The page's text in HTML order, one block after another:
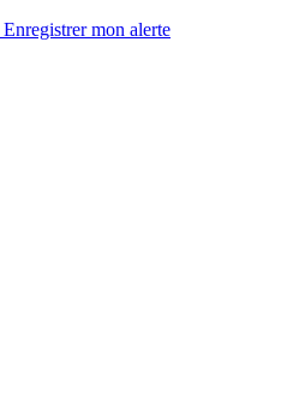
Enregistrermon alerte